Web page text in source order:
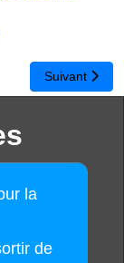
mondiales en
Article
Suivant
la
de